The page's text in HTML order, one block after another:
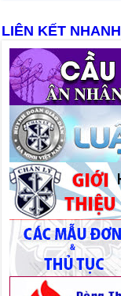
LIÊN KẾT NHANH